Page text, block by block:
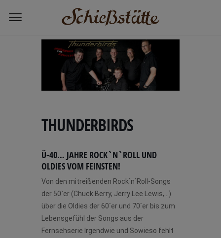
Home THUNDERBIRDS
THUNDERBIRDS
Ü-40… JAHRE ROCK`N`ROLL UND
OLDIES VOM FEINSTEN!
Von den mitreißenden Rock`n`Roll-Songs
der 50`er (Chuck Berry, Jerry Lee Lewis,…)
über die Oldies der 60`er und 70`er bis zum
Lebensgefühl der Songs aus der
Fernsehserie Irgendwie und Sowieso fehlt